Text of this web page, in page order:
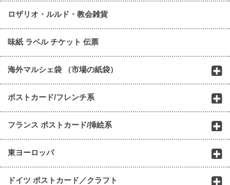
ロザリオ・ルルド・教会雑貨
味紙 ラベル チケット 伝票
海外マルシェ袋 （市場の紙袋）
ポストカード/フレンチ系
フランス ポストカード/挿絵系
東ヨーロッパ
ドイツ ポストカード／クラフト